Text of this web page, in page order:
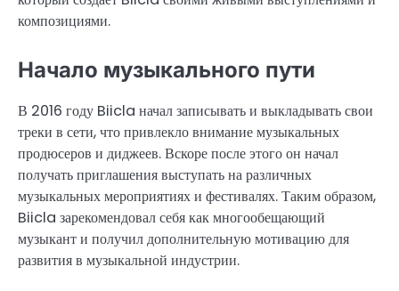
композициями.
Начало музыкального пути
В 2016 году Biicla начал записывать и выкладывать свои
треки в сети, что привлекло внимание музыкальных
продюсеров и диджеев. Вскоре после этого он начал
получать приглашения выступать на различных
музыкальных мероприятиях и фестивалях. Таким образом,
Biicla зарекомендовал себя как многообещающий
музыкант и получил дополнительную мотивацию для
развития в музыкальной индустрии.